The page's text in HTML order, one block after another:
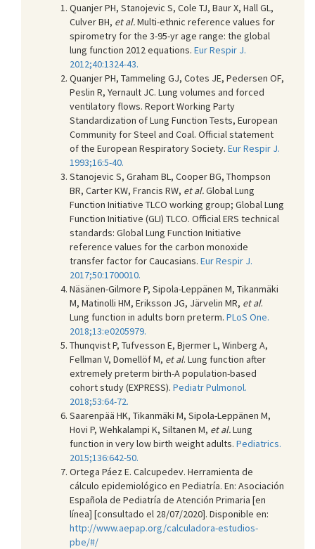
Quanjer PH, Stanojevic S, Cole TJ, Baur X, Hall GL,
Culver BH, et al.Multi-ethnic reference values for
spirometry for the 3-95-yr age range: the global
lung function 2012 equations. Eur Respir J.
2012;40:1324-43.
Quanjer PH, Tammeling GJ, Cotes JE, Pedersen OF,
Peslin R, Yernault JC. Lung volumes and forced
ventilatory flows. Report Working Party
Standardization of Lung Function Tests, European
Community for Steel and Coal. Official statement
of the European Respiratory Society. Eur Respir J.
1993;16:5-40.
Stanojevic S, Graham BL, Cooper BG, Thompson
BR, Carter KW, Francis RW, et al.Global Lung
Function Initiative TLCO working group; Global Lung
Function Initiative (GLI) TLCO. Official ERS technical
standards: Global Lung Function Initiative
reference values for the carbon monoxide
transfer factor for Caucasians. Eur Respir J.
2017;50:1700010.
Näsänen-Gilmore P, Sipola-Leppänen M, Tikanmäki
M, Matinolli HM, Eriksson JG, Järvelin MR, et al.
Lung function in adults born preterm. PLoS One.
2018;13:e0205979.
Thunqvist P, Tufvesson E, Bjermer L, Winberg A,
Fellman V, Domellöf M, et al. Lung function after
extremely preterm birth-A population-based
cohort study (EXPRESS). Pediatr Pulmonol.
2018;53:64-72.
Saarenpää HK, Tikanmäki M, Sipola-Leppänen M,
Hovi P, Wehkalampi K, Siltanen M, et al.Lung
function in very low birth weight adults. Pediatrics.
2015;136:642-50.
Ortega Páez E. Calcupedev. Herramienta de
cálculo epidemiológico en Pediatría. En: Asociación
Española de Pediatría de Atención Primaria [en
línea] [consultado el 28/07/2020]. Disponible en:
http://www.aepap.org/calculadora-estudios-
pbe/#/